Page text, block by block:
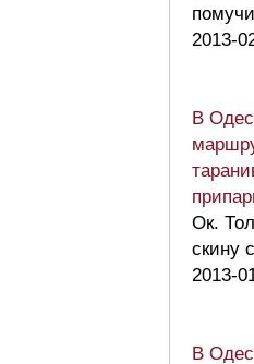
2013-
В
Ок.
скину
2013-
В